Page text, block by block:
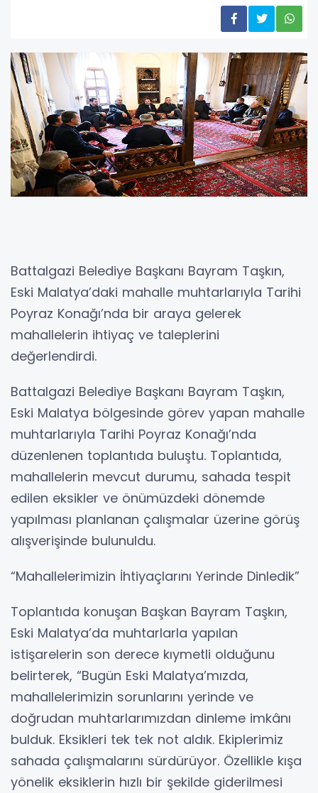
Battalgazi Belediye Başkanı Bayram Taşkın,
Eski Malatya’daki mahalle muhtarlarıyla Tarihi
Poyraz Konağı’nda bir araya gelerek
mahallelerin ihtiyaç ve taleplerini
değerlendirdi.
Battalgazi Belediye Başkanı Bayram Taşkın,
Eski Malatya bölgesinde görev yapan mahalle
muhtarlarıyla Tarihi Poyraz Konağı’nda
düzenlenen toplantıda buluştu. Toplantıda,
mahallelerin mevcut durumu, sahada tespit
edilen eksikler ve önümüzdeki dönemde
yapılması planlanan çalışmalar üzerine görüş
alışverişinde bulunuldu.
“Mahallelerimizin İhtiyaçlarını Yerinde Dinledik”
Toplantıda konuşan Başkan Bayram Taşkın,
Eski Malatya’da muhtarlarla yapılan
istişarelerin son derece kıymetli olduğunu
belirterek, “Bugün Eski Malatya’mızda,
mahallelerimizin sorunlarını yerinde ve
doğrudan muhtarlarımızdan dinleme imkânı
bulduk. Eksikleri tek tek not aldık. Ekiplerimiz
sahada çalışmalarını sürdürüyor. Özellikle kışa
yönelik eksiklerin hızlı bir şekilde giderilmesi